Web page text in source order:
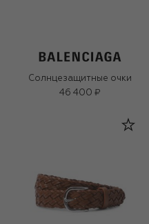
Солнцезащитные очки
46 400 ₽